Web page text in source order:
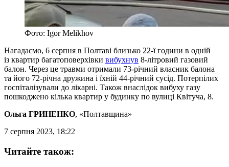
Фото: Igor Melikhov
Нагадаємо, 6 серпня в Полтаві близько 22-ї години в одній
із квартир багатоповерхівки вибухнув 8-літровий газовий
балон. Через це травми отримали 73-річний власник балона
та його 72-річна дружина і їхній 44-річний сусід. Потерпілих
госпіталізували до лікарні. Також внаслідок вибуху газу
пошкоджено кілька квартир у будинку по вулиці Квітуча, 8.
Ольга ГРИНЕНКО, «Полтавщина»
7 серпня 2023, 18:22
Читайте також: